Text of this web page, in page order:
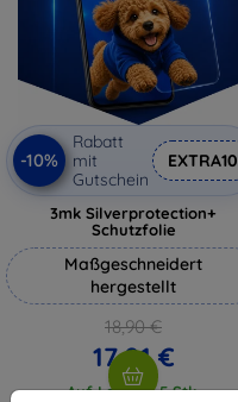
-10%
Rabatt
mit
Gutschein
EXTRA10
3mk Silverprotection+
Schutzfolie
Maßgeschneidert
hergestellt
18,90 €
17,01 €
Auf Lager > 5 Stk.